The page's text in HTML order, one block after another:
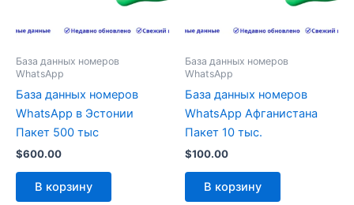
База данных номеров
WhatsApp
База данных номеров
WhatsApp в Эстонии
Пакет 500 тыс
$600.00
В корзину
База данных номеров
WhatsApp
База данных номеров
WhatsApp Афганистана
Пакет 10 тыс.
$100.00
В корзину